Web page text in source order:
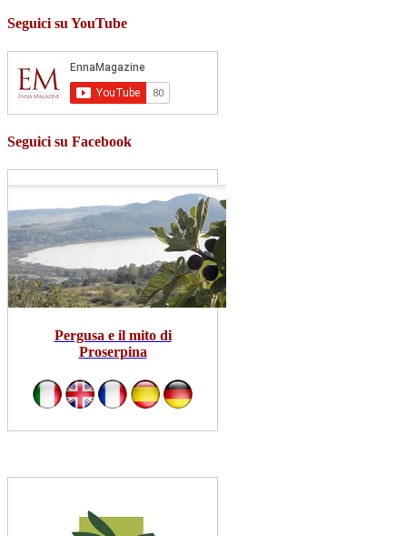
Seguici su YouTube
Seguici su Facebook
Pergusa e il mito di
Proserpina